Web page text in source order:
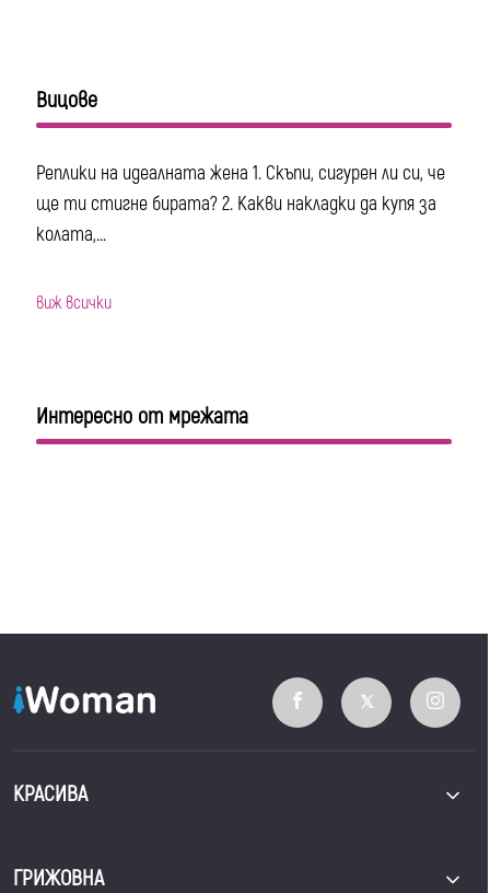
Вицове
Реплики на идеалната жена 1. Скъпи, сигурен ли си, че
ще ти стигне бирата? 2. Какви накладки да купя за
колата,...
виж всички
Интересно от мрежата
КРАСИВА
ГРИЖОВНА